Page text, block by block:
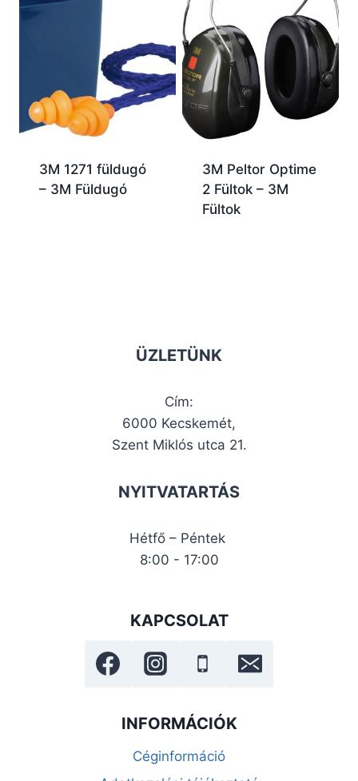
3M 1271 füldugó
– 3M Füldugó
3M Peltor Optime
2 Fültok – 3M
Fültok
ÜZLETÜNK
Cím:
6000 Kecskemét,
Szent Miklós utca 21.
NYITVATARTÁS
Hétfő – Péntek
8:00 - 17:00
KAPCSOLAT
INFORMÁCIÓK
Céginformáció